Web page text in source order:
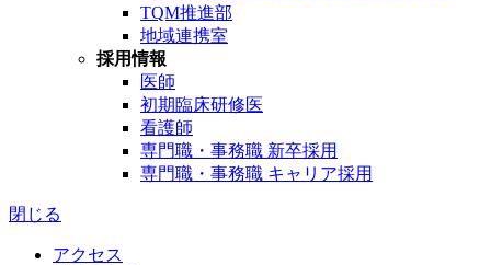
TQM推進部
地域連携室
採用情報
医師
初期臨床研修医
看護師
専門職・事務職 新卒採用
専門職・事務職 キャリア採用
閉じる
アクセス